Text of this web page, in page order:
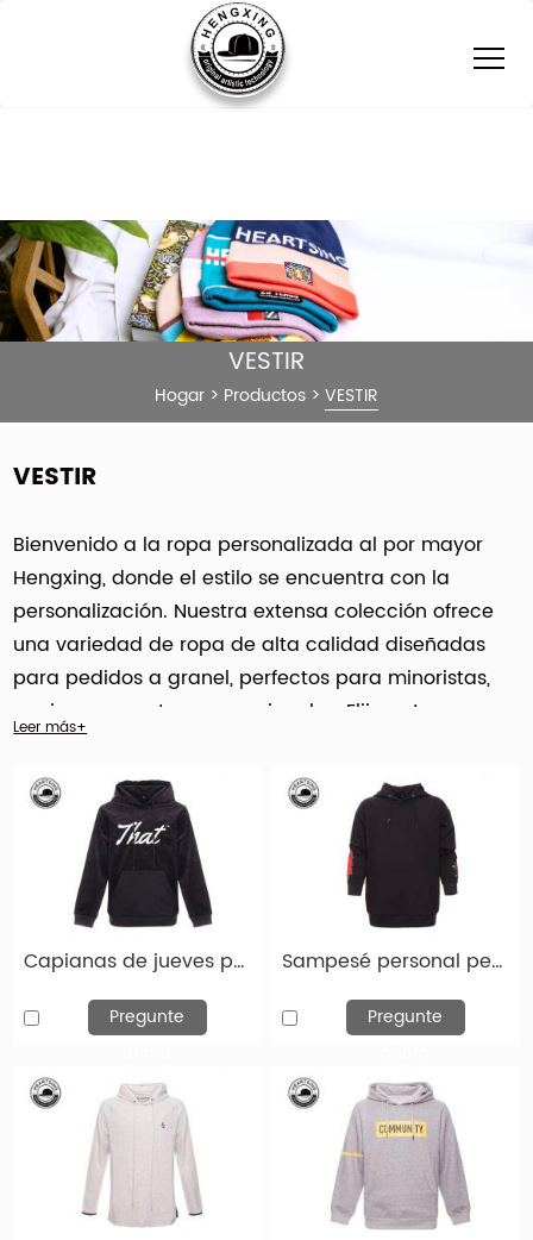
VESTIR
Hogar > Productos > VESTIR
VESTIR
Bienvenido a la ropa personalizada al por mayor
Hengxing, donde el estilo se encuentra con la
personalización. Nuestra extensa colección ofrece
una variedad de ropa de alta calidad diseñadas
para pedidos a granel, perfectos para minoristas,
equipos y eventos promocionales. Elija entre una
Camisetas personalizadas
, sudaderas con capucha
personalizadas y chaquetas personalizadas, todas
elaboradas para satisfacer sus necesidades
específicas de marca. Con nuestro compromiso con
la calidad y la atención al detalle, nos aseguramos
de que cada pieza refleje la identidad de su marca.
Asóciese con Hengxing para elevar sus ofertas de
mercancías y proporcionar a sus clientes ropa que
se destaque.
Leer más+
Capianas de jueves personalizadas Fashion Fashion personalizada con sudadera con capucha HD005
Pregunte
Sampesé personal personalizados Fashion Fashion Fashion de moda HDEDY-HD004
Pregunte